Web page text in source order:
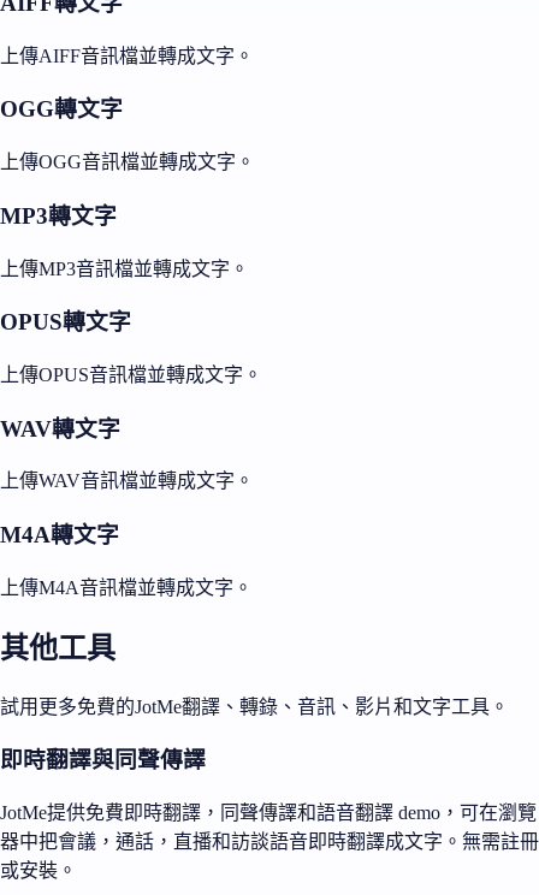
上傳AIFF音訊檔並轉成文字。
OGG轉文字
上傳OGG音訊檔並轉成文字。
MP3轉文字
上傳MP3音訊檔並轉成文字。
OPUS轉文字
上傳OPUS音訊檔並轉成文字。
WAV轉文字
上傳WAV音訊檔並轉成文字。
M4A轉文字
上傳M4A音訊檔並轉成文字。
其他工具
試用更多免費的JotMe翻譯、轉錄、音訊、影片和文字工具。
即時翻譯與同聲傳譯
JotMe提供免費即時翻譯，同聲傳譯和語音翻譯 demo，可在瀏覽
器中把會議，通話，直播和訪談語音即時翻譯成文字。無需註冊
或安裝。